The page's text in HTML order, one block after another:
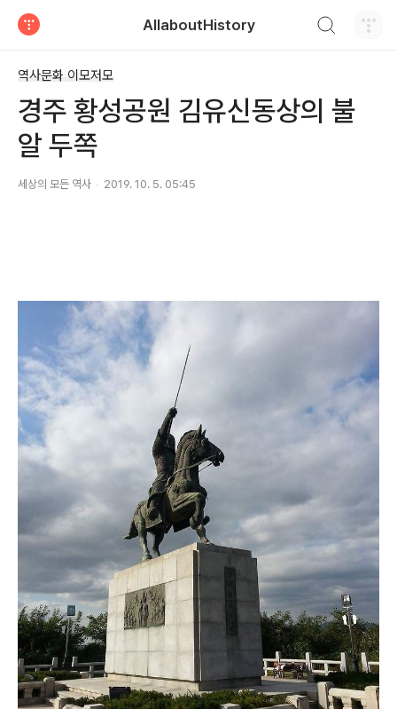
AllaboutHistory
역사문화 이모저모
경주 황성공원 김유신동상의 불
알 두쪽
세상의 모든 역사 2019. 10. 5. 05:45